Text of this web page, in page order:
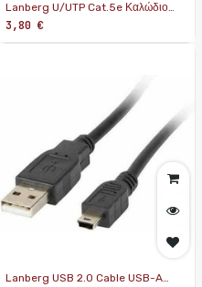
Lanberg U/UTP Cat.5e Καλώδιο
Δικτύου Ethernet 1.5m Λευκό
3,80 €
Lanberg USB 2.0 Cable USB-A